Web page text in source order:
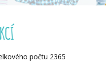
počtu 2365